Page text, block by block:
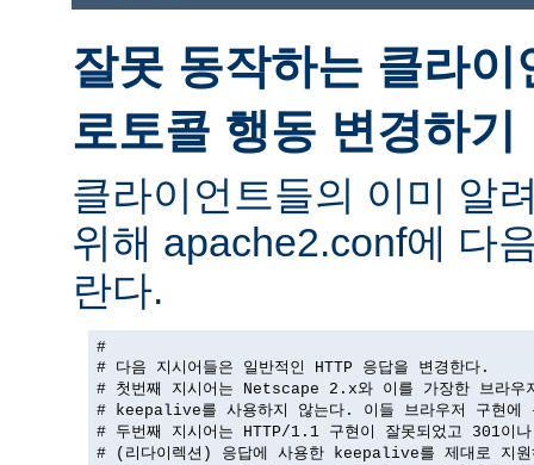
잘못 동작하는 클라
로토콜 행동 변경하기
클라이언트들의 이미 알
위해 apache2.conf에 다
란다.
#
# 다음 지시어들은 일반적인 HTTP 응답을 변경한다.
# 첫번째 지시어는 Netscape 2.x와 이를 가장한 브라우
# keepalive를 사용하지 않는다. 이들 브라우저 구현에
# 두번째 지시어는 HTTP/1.1 구현이 잘못되었고 301이
# (리다이렉션) 응답에 사용한 keepalive를 제대로 지원